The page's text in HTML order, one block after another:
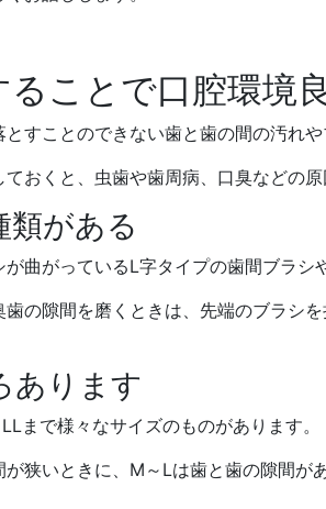
ことで口腔環境
すことのできない歯と歯の間の汚れ
おくと、虫歯や歯周病、口臭などの原
類がある
曲がっているL字タイプの歯間ブラシ
の隙間を磨くときは、先端のブラシ
あります
まで様々なサイズのものがあります。
狭いときに、M～Lは歯と歯の隙間